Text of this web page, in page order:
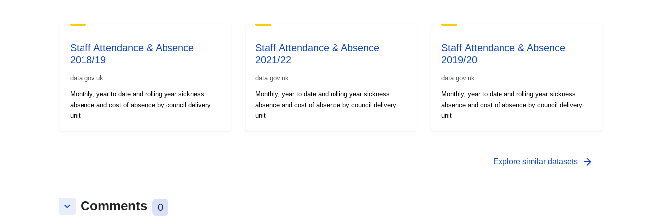
Staff Attendance & Absence
2018/19
data.gov.uk
Monthly, year to date and rolling year sickness
absence and cost of absence by council delivery
unit
Staff Attendance & Absence
2021/22
data.gov.uk
Monthly, year to date and rolling year sickness
absence and cost of absence by council delivery
unit
Staff Attendance & Absence
2019/20
data.gov.uk
Monthly, year to date and rolling year sickness
absence and cost of absence by council delivery
unit
Explore similar datasets arrow_forward
keyboard_arrow_down Comments 0